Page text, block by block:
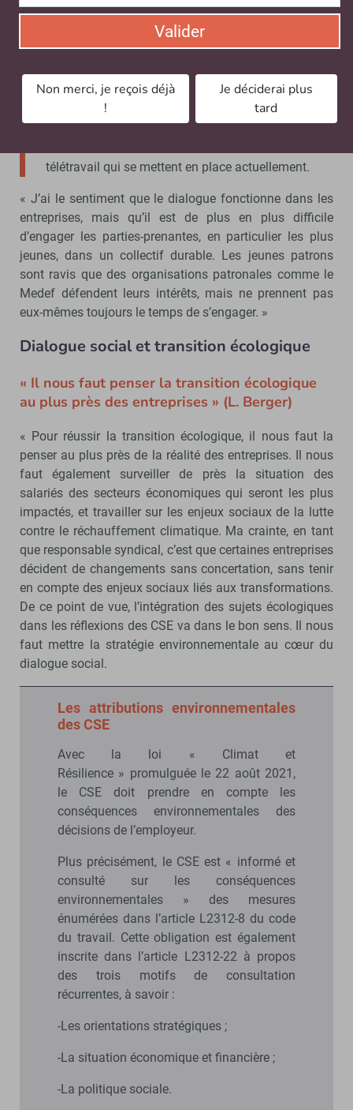
avons signé fin 2020 un bel ANI sur le télétravail. »
Cet ANI télétravail est un très bon exemple du
nouveau dialogue interprofessionnel que nous
pouvons créer, car il n’est pas normatif, et donne
aux chefs d’entreprise et aux syndicats des outils
télétravail qui se mettent en place actuellement.
« J’ai le sentiment que le dialogue fonctionne dans les
entreprises, mais qu’il est de plus en plus difficile
d’engager les parties-prenantes, en particulier les plus
jeunes, dans un collectif durable. Les jeunes patrons
sont ravis que des organisations patronales comme le
Medef défendent leurs intérêts, mais ne prennent pas
eux-mêmes toujours le temps de s’engager. »
Dialogue social et transition écologique
« Il nous faut penser la transition écologique
au plus près des entreprises » (L. Berger)
« Pour réussir la transition écologique, il nous faut la
penser au plus près de la réalité des entreprises. Il nous
faut également surveiller de près la situation des
salariés des secteurs économiques qui seront les plus
impactés, et travailler sur les enjeux sociaux de la lutte
contre le réchauffement climatique. Ma crainte, en tant
que responsable syndical, c’est que certaines entreprises
décident de changements sans concertation, sans tenir
en compte des enjeux sociaux liés aux transformations.
De ce point de vue, l’intégration des sujets écologiques
dans les réflexions des CSE va dans le bon sens. Il nous
faut mettre la stratégie environnementale au cœur du
dialogue social.
Les attributions environnementales
des CSE
Avec la loi « Climat et
Résilience » promulguée le 22 août 2021,
le CSE doit prendre en compte les
conséquences environnementales des
décisions de l’employeur.
Plus précisément, le CSE est « informé et
consulté sur les conséquences
environnementales » des mesures
énumérées dans l’article L2312-8 du code
du travail. Cette obligation est également
inscrite dans l’article L2312-22 à propos
des trois motifs de consultation
récurrentes, à savoir :
-Les orientations stratégiques ;
-La situation économique et financière ;
-La politique sociale.
Valider
Non merci, je reçois déjà
!
Je déciderai plus
tard